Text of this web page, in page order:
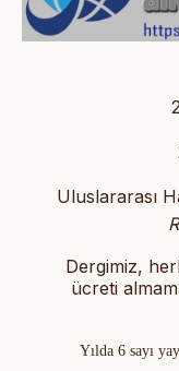
Uluslararası
Dergimiz,
ücreti
Yılda 6 sayı